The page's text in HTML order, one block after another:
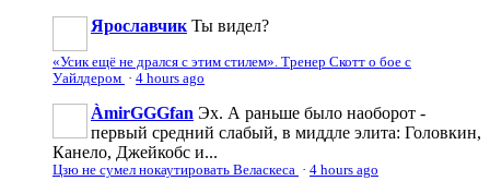
Ярославчик Ты видел?
«Усик ещё не дрался с этим стилем». Тренер Скотт о бое с
Уайлдером · 4 hours ago
ÀmirGGGfan Эх. А раньше было наоборот -
первый средний слабый, в миддле элита: Головкин,
Канело, Джейкобс и...
Цзю не сумел нокаутировать Веласкеса · 4 hours ago